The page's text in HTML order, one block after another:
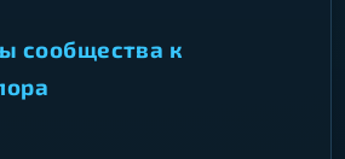
сообщества к